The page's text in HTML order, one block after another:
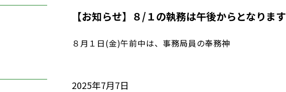
【お知らせ】８/１の執務は午後からとなります
８月１日(金)午前中は、事務局員の奉務神
2025年7月7日